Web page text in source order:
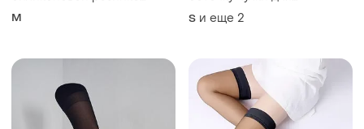
Как это работает?
Украина, 02121, Киев, Харьковское шоссе, дом 201-